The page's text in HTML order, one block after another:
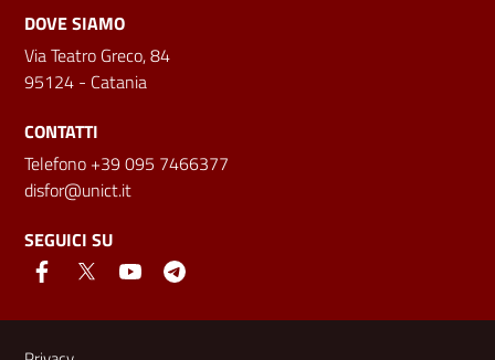
DOVE SIAMO
Via Teatro Greco, 84
95124 - Catania
CONTATTI
Telefono +39 095 7466377
disfor@unict.it
SEGUICI SU
Link e informazioni utili